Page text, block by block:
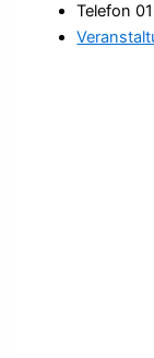
Telefon